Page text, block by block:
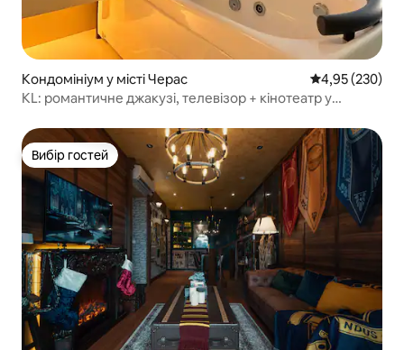
Кондомініум у місті Черас Середня
4,95 (230)
KL: романтичне джакузі, телевізор + кінотеатр у
Вибір гостей
Вибір гостей